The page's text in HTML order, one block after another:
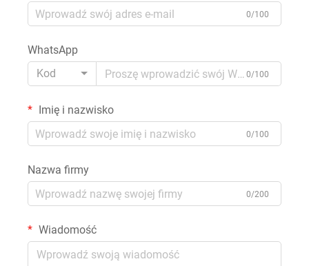
0/100
WhatsApp
Kod
0/100
Imię i nazwisko
0/100
Nazwa firmy
0/200
Wiadomość